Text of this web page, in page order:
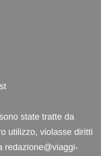
state tratte da
utilizzo, violasse diritti
redazione@viaggi-